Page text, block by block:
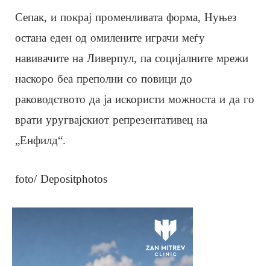
Сепак, и покрај променливата форма, Нуњез
остана еден од омилените играчи меѓу
навивачите на Ливерпул, па социјалните мрежи
наскоро беа преполни со повици до
раководството да ја искористи можноста и да го
врати уругвајскиот репрезентативец на
„Енфилд“.
foto/ Depositphotos